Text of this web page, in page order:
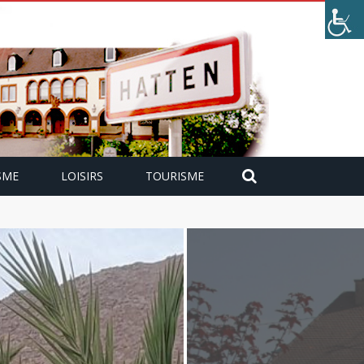
LOISIRS TOURISME